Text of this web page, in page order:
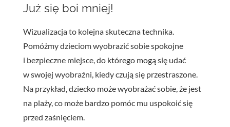
Już się boi mniej!
Wizualizacja to kolejna skuteczna technika.
Pomóżmy dzieciom wyobrazić sobie spokojne
i bezpieczne miejsce, do którego mogą się udać
w swojej wyobraźni, kiedy czują się przestraszone.
Na przykład, dziecko może wyobrażać sobie, że jest
na plaży, co może bardzo pomóc mu uspokoić się
przed zaśnięciem.